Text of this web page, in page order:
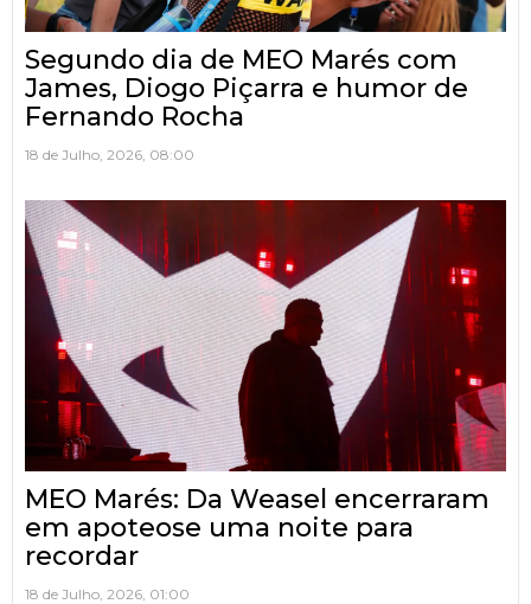
Segundo dia de MEO Marés com
James, Diogo Piçarra e humor de
Fernando Rocha
18 de Julho, 2026, 08:00
MEO Marés: Da Weasel encerraram
em apoteose uma noite para
recordar
18 de Julho, 2026, 01:00